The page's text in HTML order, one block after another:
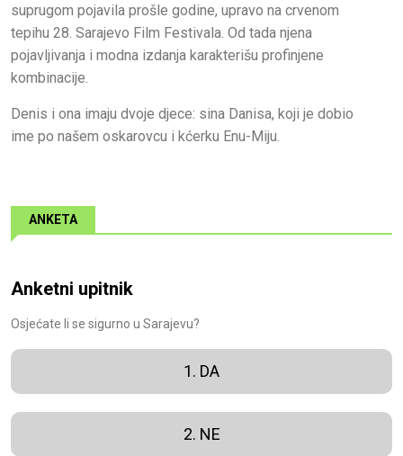
suprugom pojavila prošle godine, upravo na crvenom
tepihu 28. Sarajevo Film Festivala. Od tada njena
pojavljivanja i modna izdanja karakterišu profinjene
kombinacije.
Denis i ona imaju dvoje djece: sina Danisa, koji je dobio
ime po našem oskarovcu i kćerku Enu-Miju.
ANKETA
Anketni upitnik
Osjećate li se sigurno u Sarajevu?
1. DA
2. NE